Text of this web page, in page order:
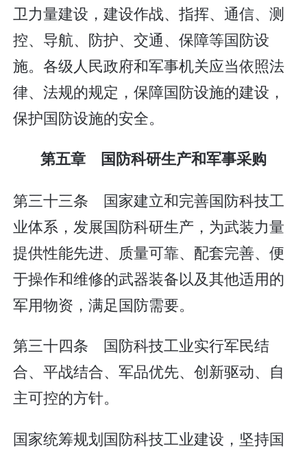
卫力量建设，建设作战、指挥、通信、测
控、导航、防护、交通、保障等国防设
施。各级人民政府和军事机关应当依照法
律、法规的规定，保障国防设施的建设，
保护国防设施的安全。
第五章 国防科研生产和军事采购
第三十三条 国家建立和完善国防科技工
业体系，发展国防科研生产，为武装力量
提供性能先进、质量可靠、配套完善、便
于操作和维修的武器装备以及其他适用的
军用物资，满足国防需要。
第三十四条 国防科技工业实行军民结
合、平战结合、军品优先、创新驱动、自
主可控的方针。
国家统筹规划国防科技工业建设，坚持国